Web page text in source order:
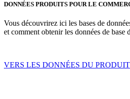
DONNÉES PRODUITS POUR LE
Vous découvrirez ici les bases de
et comment obtenir les données de base
VERS LES DONNÉES DU PRODUIT